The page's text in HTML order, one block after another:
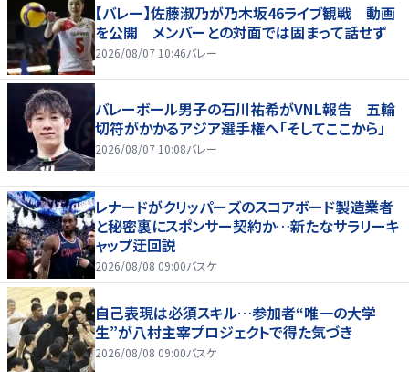
【バレー】佐藤淑乃が乃木坂46ライブ観戦 動画
を公開 メンバーとの対面では固まって話せず
2026/08/07 10:46バレー
バレーボール男子の石川祐希がVNL報告 五輪
切符がかかるアジア選手権へ「そしてここから」
2026/08/07 10:08バレー
レナードがクリッパーズのスコアボード製造業者
と秘密裏にスポンサー契約か‬…新たなサラリーキ
ャップ迂回説
2026/08/08 09:00バスケ
自己表現は必須スキル…参加者“唯一の大学
生”が八村主宰プロジェクトで得た気づき
2026/08/08 09:00バスケ